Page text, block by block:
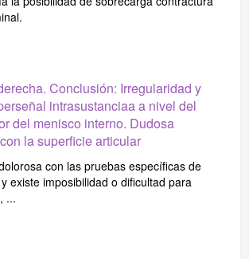
Conclusión: Irregularidad y
intrasustanciaa a nivel del
del menisco interno. Dudosa
la superficie articular
con las pruebas específicas de
existe imposibilidad o dificultad para
...